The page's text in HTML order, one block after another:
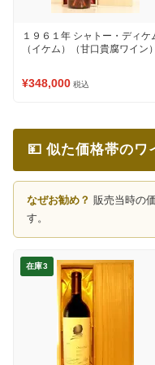
１９６１年 シャトー・ディケ
（イケム）（甘口貴腐ワイン）
¥348,000 税込
💴 似た価格帯のワ
なぜお勧め？ 販売当時の
す。
在庫3